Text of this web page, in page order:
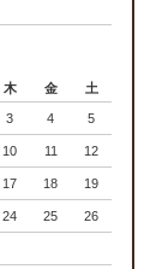
木 金 土
3 4 5
10 11 12
17 18 19
24 25 26